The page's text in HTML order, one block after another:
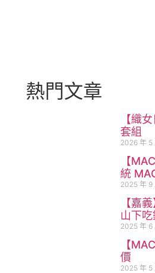
熱門文章
【織
套組
2026 年 5
【
統
2025 年 9
【嘉
山下
2025 年 6
【
價
2025 年 5